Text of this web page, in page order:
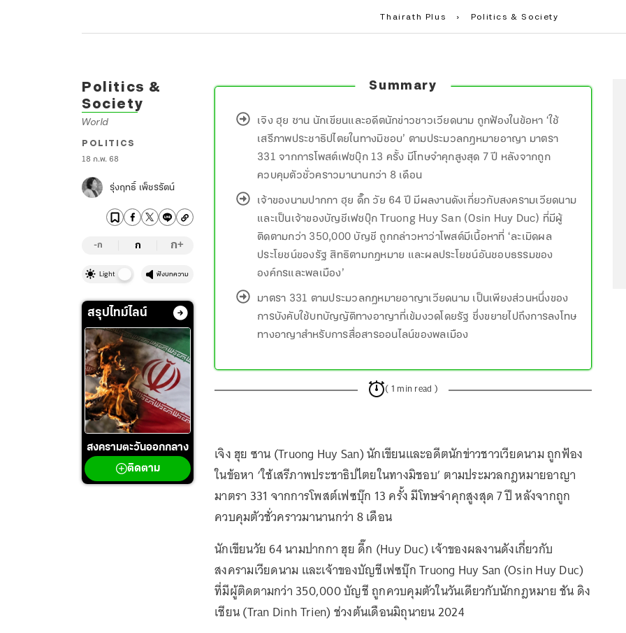
Thairath Plus › Politics & Society
Politics &
Society
World
POLITICS
18 ก.พ. 68
รุ่งฤทธิ์ เพ็ชรรัตน์
-ก ก ก+
Light ฟังบทความ
สรุปไทม์ไลน์
สงครามตะวันออกกลาง
ติดตาม
Summary
เจิง ฮุย ซาน นักเขียนและอดีตนักข่าวชาวเวียดนาม ถูกฟ้องในข้อหา ‘ใช้
เสรีภาพประชาธิปไตยในทางมิชอบ’ ตามประมวลกฎหมายอาญา มาตรา
331 จากการโพสต์เฟซบุ๊ก 13 ครั้ง มีโทษจำคุกสูงสุด 7 ปี หลังจากถูก
ควบคุมตัวชั่วคราวมานานกว่า 8 เดือน
เจ้าของนามปากกา ฮุย ดึ๊ก วัย 64 ปี มีผลงานดังเกี่ยวกับสงครามเวียดนาม
และเป็นเจ้าของบัญชีเฟซบุ๊ก Truong Huy San (Osin Huy Duc) ที่มีผู้
ติดตามกว่า 350,000 บัญชี ถูกกล่าวหาว่าโพสต์มีเนื้อหาที่ ‘ละเมิดผล
ประโยชน์ของรัฐ สิทธิตามกฎหมาย และผลประโยชน์อันชอบธรรมของ
องค์กรและพลเมือง’
มาตรา 331 ตามประมวลกฎหมายอาญาเวียดนาม เป็นเพียงส่วนหนึ่งของ
การบังคับใช้บทบัญญัติทางอาญาที่เข้มงวดโดยรัฐ ซึ่งขยายไปถึงการลงโทษ
ทางอาญาสำหรับการสื่อสารออนไลน์ของพลเมือง
( 1 min read )
เจิง ฮุย ซาน (Truong Huy San) นักเขียนและอดีตนักข่าวชาวเวียดนาม ถูกฟ้อง
ในข้อหา ‘ใช้เสรีภาพประชาธิปไตยในทางมิชอบ’ ตามประมวลกฎหมายอาญา
มาตรา 331 จากการโพสต์เฟซบุ๊ก 13 ครั้ง มีโทษจำคุกสูงสุด 7 ปี หลังจากถูก
ควบคุมตัวชั่วคราวมานานกว่า 8 เดือน
นักเขียนวัย 64 นามปากกา ฮุย ดึ๊ก (Huy Duc) เจ้าของผลงานดังเกี่ยวกับ
สงครามเวียดนาม และเจ้าของบัญชีเฟซบุ๊ก Truong Huy San (Osin Huy Duc)
ที่มีผู้ติดตามกว่า 350,000 บัญชี ถูกควบคุมตัวในวันเดียวกับนักกฎหมาย ชัน ดิง
เชียน (Tran Dinh Trien) ช่วงต้นเดือนมิถุนายน 2024